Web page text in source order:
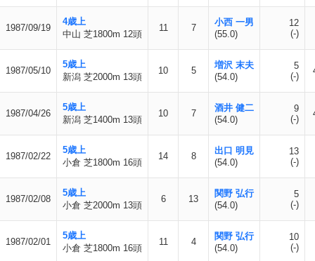
1987/09/19
4歳上
中山 芝1800m 12頭
11 7
小西 一男
(55.0)
12
(-)
1987/05/10
5歳上
新潟 芝2000m 13頭
10 5
増沢 末夫
(54.0)
5
(-)
1987/04/26
5歳上
新潟 芝1400m 13頭
10 7
酒井 健二
(54.0)
9
(-)
1987/02/22
5歳上
小倉 芝1800m 16頭
14 8
出口 明見
(54.0)
13
(-)
1987/02/08
5歳上
小倉 芝2000m 13頭
6 13
関野 弘行
(54.0)
5
(-)
1987/02/01
5歳上
小倉 芝1800m 16頭
11 4
関野 弘行
(54.0)
10
(-)